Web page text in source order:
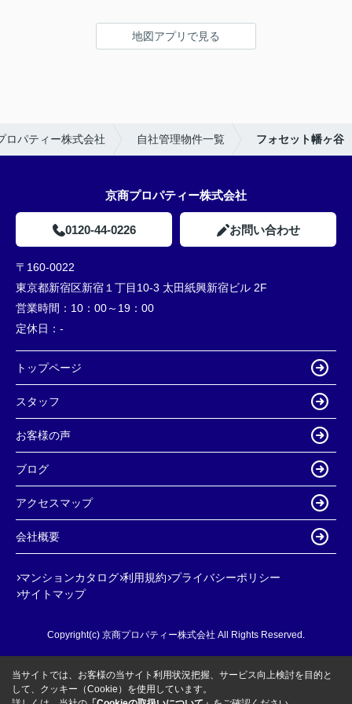
地図アプリで見る
ロパティー株式会社 自社管理物件一覧 フォセット幡ヶ谷
京商プロパティー株式会社
0120-44-0226 お問い合わせ
〒160-0022
東京都新宿区新宿１丁目10-3 太田紙興新宿ビル 2F
営業時間： 10：00～19：00
定休日： -
トップページ
スタッフ
お客様の声
ブログ
アクセスマップ
会社概要
マンションカタログ 利用規約 プライバシーポリシー
サイトマップ
Copyright(c) 京商プロパティー株式会社 All Rights Reserved.
当サイトでは、お客様の当サイト利用状況把握、サービス向上検討を目的と
して、クッキー（Cookie）を使用しています。